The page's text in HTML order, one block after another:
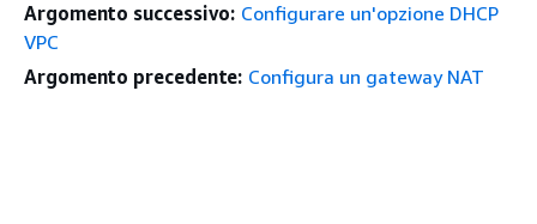
Argomento successivo: Configurare un'opzione DHCP
VPC
Argomento precedente: Configura un gateway NAT